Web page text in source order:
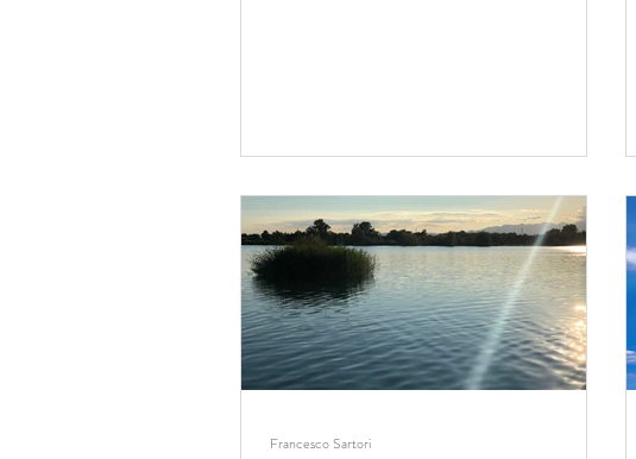
Francesco Sartori